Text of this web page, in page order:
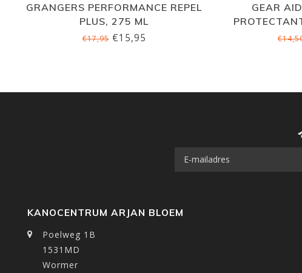
GRANGERS PERFORMANCE REPEL
PLUS, 275 ML
€17,95€15,95
GEAR
KANOCENTRUM ARJAN BLOEM
Poelweg 1B
1531MD
Wormer